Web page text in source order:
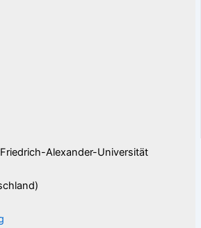
Alexander-Universität